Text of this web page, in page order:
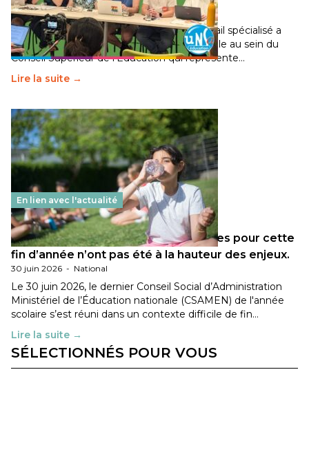
30 juin 2026-National
Pendant plusieurs mois, un groupe de travail spécialisé a
travaillé sur la transition écologique de l’Ecole au sein du
Conseil Supérieur de l’Éducation qui représente…
Lire la suite →
En lien avec l'actualité
Les décisions ministérielles attendues pour cette
fin d’année n’ont pas été à la hauteur des enjeux.
30 juin 2026 - National
Le 30 juin 2026, le dernier Conseil Social d’Administration
Ministériel de l’Éducation nationale (CSAMEN) de l'année
scolaire s’est réuni dans un contexte difficile de fin…
Lire la suite →
SÉLECTIONNÉS POUR VOUS